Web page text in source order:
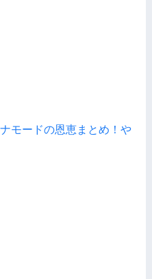
モードの恩恵まとめ！や